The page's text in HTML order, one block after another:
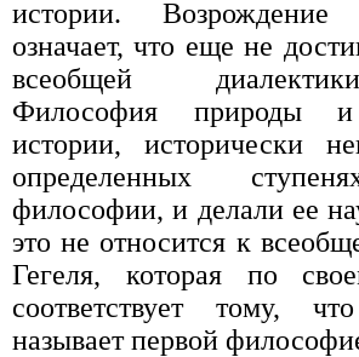
истории.
означает, что еще не
всеобщей
Философия природы
истории, исторически
определенных
философии, и делали ее
это не относится к
Гегеля, которая по
соответствует тому,
называет первой